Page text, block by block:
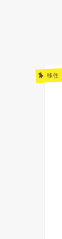
移住